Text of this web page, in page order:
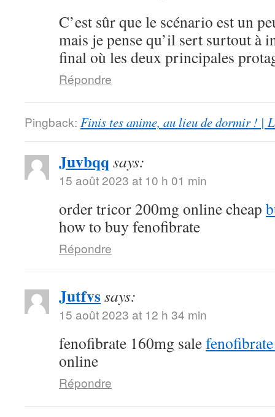
C’est sûr que le scénario est un
mais je pense qu’il sert surtout à
final où les deux principales
Répondre
Pingback: Finis tes anime, au lieu de dormir ! |
Juvbqq says:
15 août 2023 at 10 h 01 min
order tricor 200mg online cheap
how to buy fenofibrate
Répondre
Jutfvssays:
15 août 2023 at 12 h 34 min
fenofibrate 160mg sale
online
Répondre